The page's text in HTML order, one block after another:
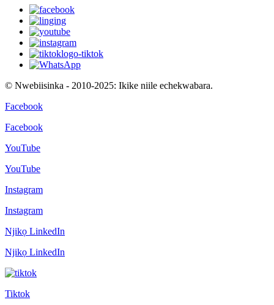
© Nwebiisinka - 2010-2025: Ikike niile echekwabara.
Facebook
Facebook
YouTube
YouTube
Instagram
Instagram
Njikọ LinkedIn
Njikọ LinkedIn
Tiktok